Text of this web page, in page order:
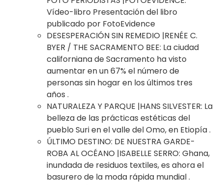
Vídeo-libro Presentación del libro
publicado por FotoEvidence
DESESPERACIÓN SIN REMEDIO |RENÉE C.
BYER / THE SACRAMENTO BEE: La ciudad
californiana de Sacramento ha visto
aumentar en un 67% el número de
personas sin hogar en los últimos tres
años .
NATURALEZA Y PARQUE |HANS SILVESTER: La
belleza de las prácticas estéticas del
pueblo Suri en el valle del Omo, en Etiopía.
ÚLTIMO DESTINO: DE NUESTRA GARDE-
ROBA AL OCÉANO |ISABELLE SERRO: Ghana,
inundada de residuos textiles, es ahora el
basurero de la moda rápida mundial.